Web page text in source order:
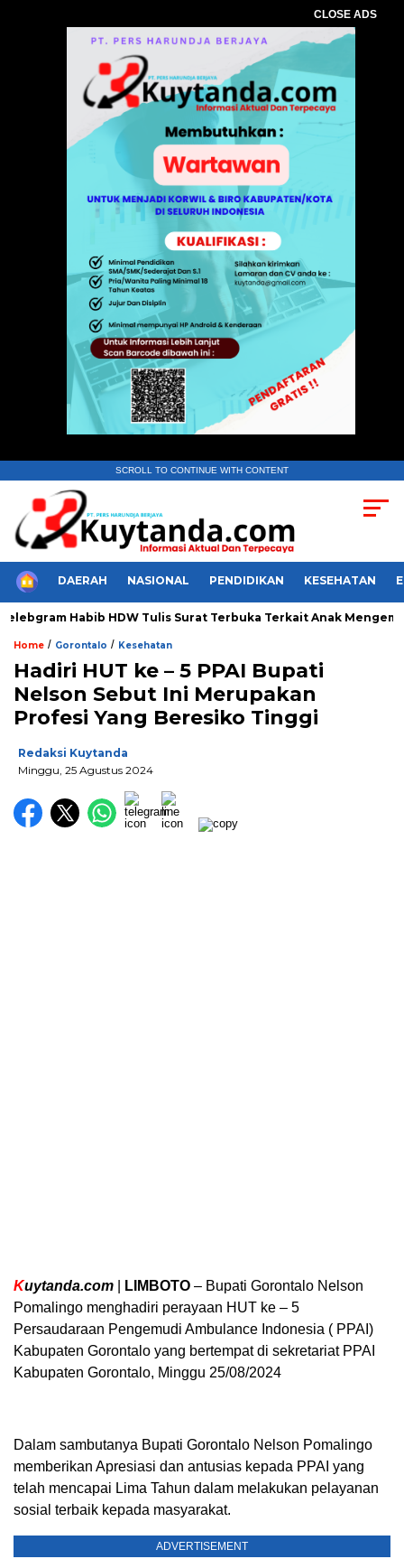
CLOSE ADS
SCROLL TO CONTINUE WITH CONTENT
HOMEDAERAH NASIONAL PENDIDIKAN KESEHATAN
Habib HDW Tulis Surat Terbuka Terkait Anak Mengemis di
Home / Gorontalo / Kesehatan
Hadiri HUT ke – 5 PPAI Bupati
Nelson Sebut Ini Merupakan
Profesi Yang Beresiko Tinggi
Redaksi Kuytanda
Minggu, 25 Agustus 2024
Kuytanda.com LIMBOTO – Bupati Gorontalo Nelson
Pomalingo menghadiri perayaan HUT ke – 5
Persaudaraan Pengemudi Ambulance Indonesia ( PPAI)
Kabupaten Gorontalo yang bertempat di sekretariat PPAI
Kabupaten Gorontalo, Minggu 25/08/2024
Dalam sambutanya Bupati Gorontalo Nelson Pomalingo
memberikan Apresiasi dan antusias kepada PPAI yang
telah mencapai Lima Tahun dalam melakukan pelayanan
sosial terbaik kepada masyarakat.
ADVERTISEMENT